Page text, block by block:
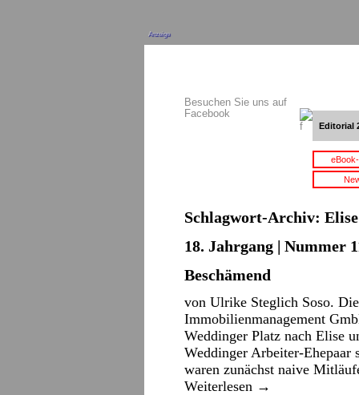
Anzeige
Besuchen Sie uns auf
Facebook
Editorial
Schlagwort-Archiv:
18. Jahrgang | Nummer
Beschämend
von Ulrike Steglich Soso.
Immobilienmanagement
Weddinger Platz nach Elise
Weddinger Arbeiter-Ehepaar
waren zunächst naive
Weiterlesen →